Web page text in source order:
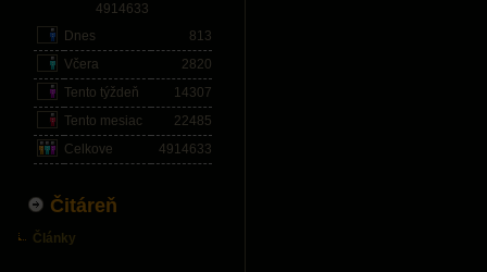
4914633
Dnes
813
Včera
2820
Tento týždeň
14307
Tento mesiac
22485
Celkove
4914633
Čitáreň
Články